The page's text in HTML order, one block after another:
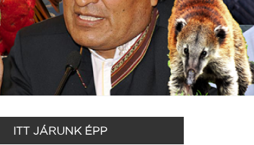
ITT JÁRUNK ÉPP